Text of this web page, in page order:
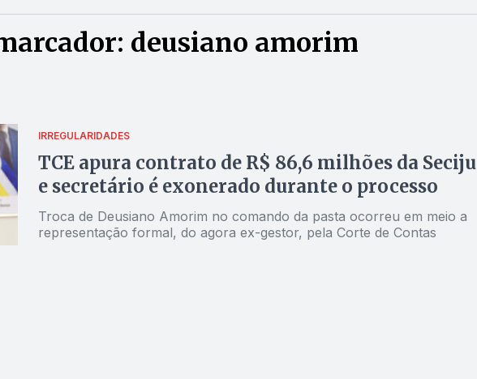
deusiano amorim
IRREGULARIDADES
TCE apura contrato de R$ 86,6 milhões da Seciju
e secretário é exonerado durante o processo
Troca de Deusiano Amorim no comando da pasta ocorreu em meio a
representação formal, do agora ex-gestor, pela Corte de Contas